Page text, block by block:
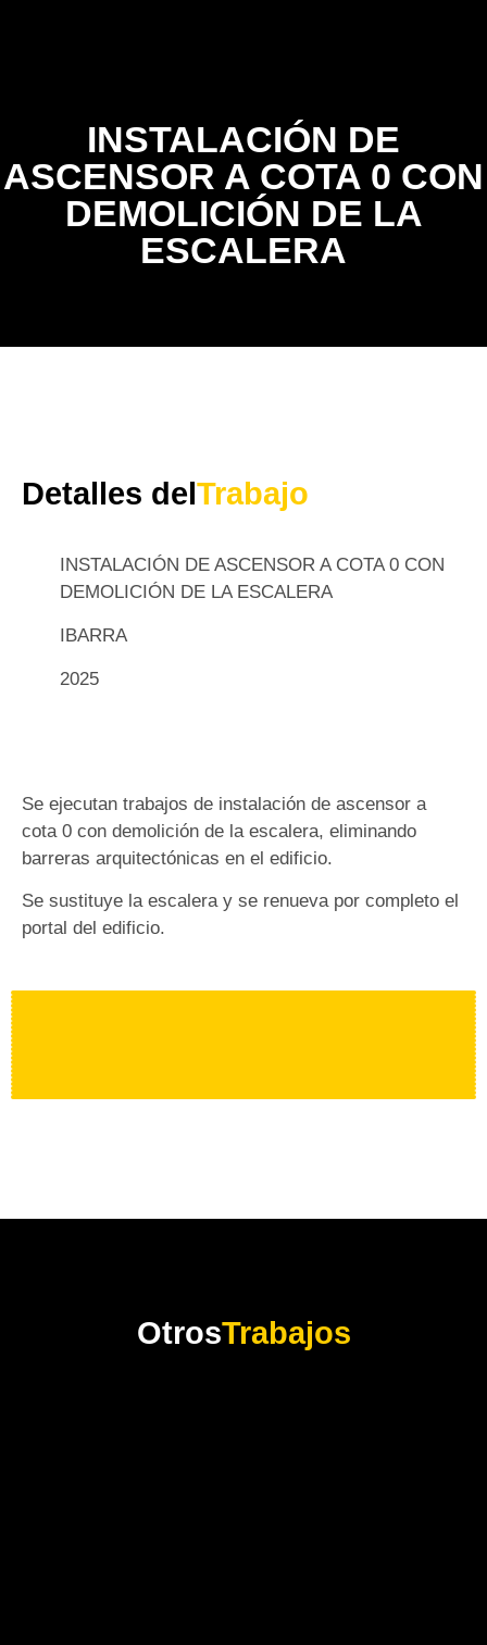
INSTALACIÓN DE
ASCENSOR A COTA 0 CON
DEMOLICIÓN DE LA
ESCALERA
Detalles delTrabajo
INSTALACIÓN DE ASCENSOR A COTA 0 CON
DEMOLICIÓN DE LA ESCALERA
IBARRA
2025
Se ejecutan trabajos de instalación de ascensor a
cota 0 con demolición de la escalera, eliminando
barreras arquitectónicas en el edificio.
Se sustituye la escalera y se renueva por completo el
portal del edificio.
OtrosTrabajos